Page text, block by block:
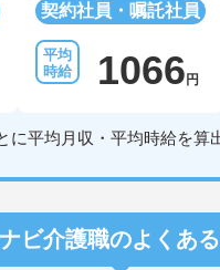
契約社員・嘱託社員
1066 円
平均月収・平均時給を算
ビ介護職のよくあ